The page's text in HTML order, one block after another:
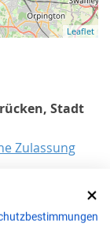
Leaflet
Stadt
Zulassung